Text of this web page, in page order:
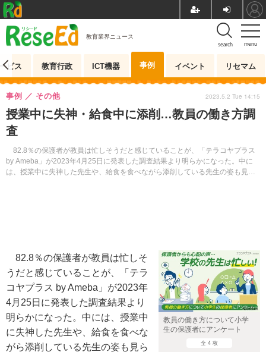
menu
search
教育業界ニュース
ビス 教育行政 ICT機器 事例 イベント リセマム
授業中に失神・給食中に添削…教員の働き方調
査
82.8％の保護者が教員は忙しそうだと感じていることが、「テラコヤプラス
by Ameba」が2023年4月25日に発表した調査結果より明らかになった。中に
は、授業中に失神した先生や、給食を食べながら添削している先生の姿も見ら
事例 その他 2023.5.2 Tue 14:15
教員の働き方について小学
生の保護者にアンケート
全 4 枚
82.8％の保護者が教員は忙しそ
うだと感じていることが、「テラ
コヤプラス by Ameba」が2023年
4月25日に発表した調査結果より
明らかになった。中には、授業中
に失神した先生や、給食を食べな
がら添削している先生の姿も見ら